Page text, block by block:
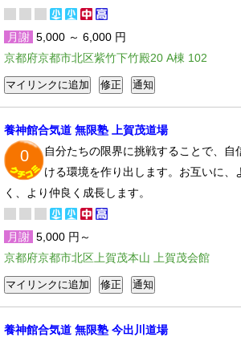
月謝 5,000 ～ 6,000 円
京都府京都市北区紫竹下竹殿20 A棟 102
養神館合気道 無限塾 上賀茂道場
0
自分たちの限界に挑戦することで、自
ける環境を作り出します。お互いに、
く、より仲良く成長します。
月謝 5,000 円～
京都府京都市北区上賀茂本山 上賀茂会館
養神館合気道 無限塾 今出川道場